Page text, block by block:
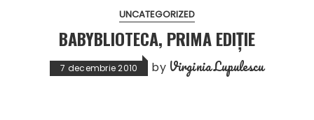
UNCATEGORIZED
BABYBLIOTECA, PRIMA EDIȚIE
7 decembrie 2010 by Virginia Lupulescu